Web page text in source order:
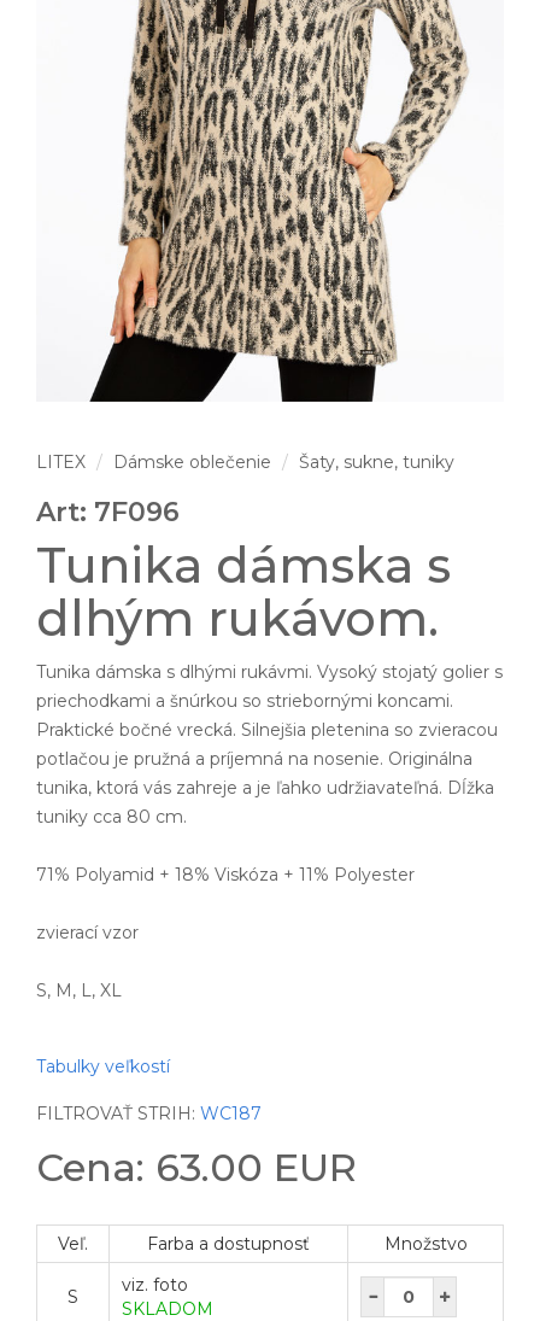
LITEX Dámske oblečenie Šaty, sukne, tuniky
Art: 7F096
Tunika dámska s
dlhým rukávom.
Tunika dámska s dlhými rukávmi. Vysoký stojatý golier s
priechodkami a šnúrkou so striebornými koncami.
Praktické bočné vrecká. Silnejšia pletenina so zvieracou
potlačou je pružná a príjemná na nosenie. Originálna
tunika, ktorá vás zahreje a je ľahko udržiavateľná. Dĺžka
tuniky cca 80 cm.
71% Polyamid + 18% Viskóza + 11% Polyester
zvierací vzor
S, M, L, XL
Tabulky veľkostí
FILTROVAŤ STRIH: WC187
Cena: 63.00 EUR
Veľ. Farba a dostupnosť Množstvo
S
viz. foto
SKLADOM